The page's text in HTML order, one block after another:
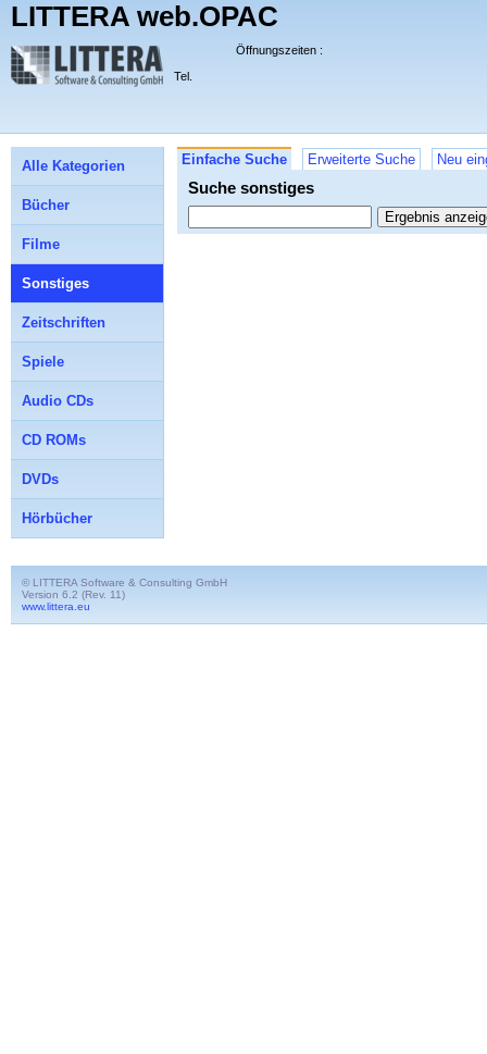
LITTERA web.OPAC
Tel.
Öffnungszeiten :
Einfache Suche Erweiterte Suche Neu
Suche sonstiges
Alle Kategorien
Bücher
Filme
Sonstiges
Zeitschriften
Spiele
Audio CDs
CD ROMs
DVDs
Hörbücher
© LITTERA Software & Consulting GmbH
Version 6.2 (Rev. 11)
www.littera.eu